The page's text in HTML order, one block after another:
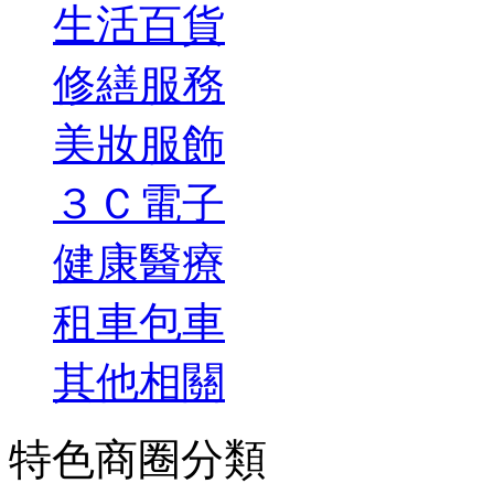
生活百貨
修繕服務
美妝服飾
３Ｃ電子
健康醫療
租車包車
其他相關
特色商圈分類